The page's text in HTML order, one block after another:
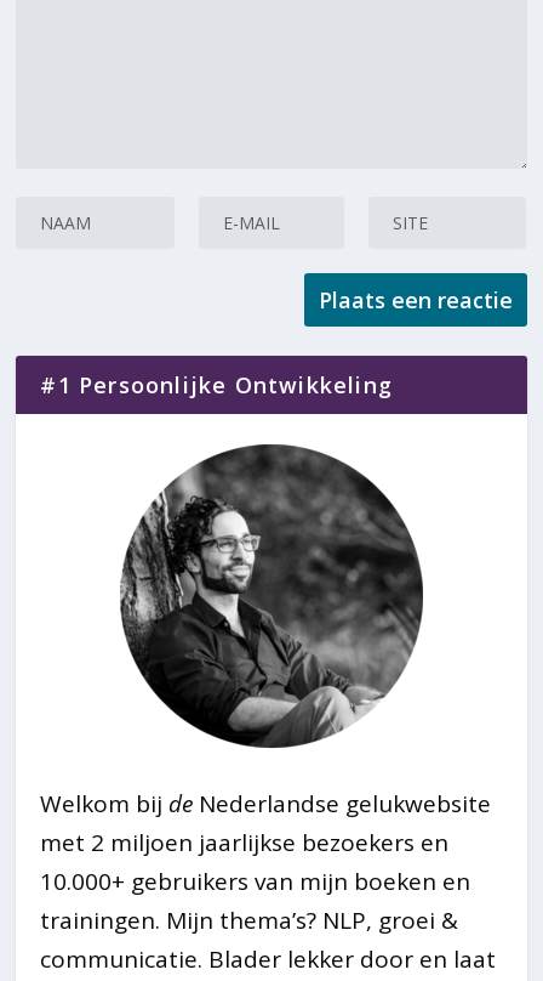
#1 Persoonlijke Ontwikkeling
Welkom bij de Nederlandse gelukwebsite
met 2 miljoen jaarlijkse bezoekers en
10.000+ gebruikers van mijn boeken en
trainingen. Mijn thema’s? NLP, groei &
communicatie. Blader lekker door en laat